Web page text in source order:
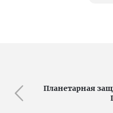
Планетарная